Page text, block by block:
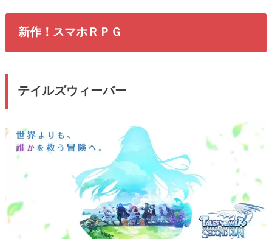
新作！スマホＲＰＧ
テイルズウィーバー